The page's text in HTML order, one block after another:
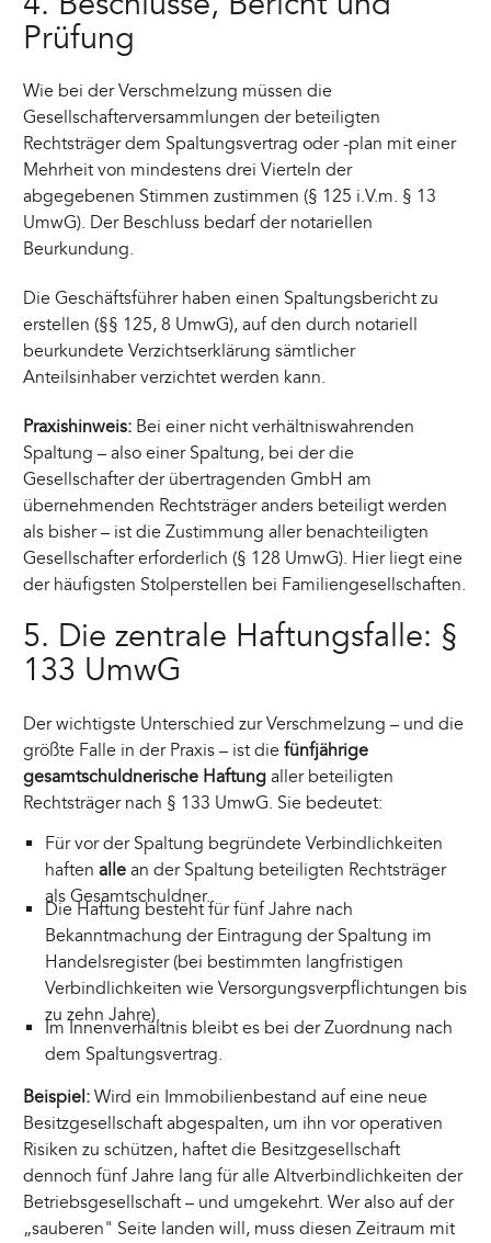
Prüfung
Wie bei der Verschmelzung müssen die
Gesellschafterversammlungen der beteiligten
Rechtsträger dem Spaltungsvertrag oder -plan mit einer
Mehrheit von mindestens drei Vierteln der
abgegebenen Stimmen zustimmen (§ 125 i.V.m. § 13
UmwG). Der Beschluss bedarf der notariellen
Beurkundung.
Die Geschäftsführer haben einen Spaltungsbericht zu
erstellen (§§ 125, 8 UmwG), auf den durch notariell
beurkundete Verzichtserklärung sämtlicher
Anteilsinhaber verzichtet werden kann.
Praxishinweis: Bei einer nicht verhältniswahrenden
Spaltung – also einer Spaltung, bei der die
Gesellschafter der übertragenden GmbH am
übernehmenden Rechtsträger anders beteiligt werden
als bisher – ist die Zustimmung aller benachteiligten
Gesellschafter erforderlich (§ 128 UmwG). Hier liegt eine
der häufigsten Stolperstellen bei Familiengesellschaften.
5. Die zentrale Haftungsfalle: §
133 UmwG
Der wichtigste Unterschied zur Verschmelzung – und die
größte Falle in der Praxis – ist diefünfjährige
gesamtschuldnerische Haftung aller beteiligten
Rechtsträger nach § 133 UmwG. Sie bedeutet:
Für vor der Spaltung begründete Verbindlichkeiten
haften allean der Spaltung beteiligten Rechtsträger
als Gesamtschuldner.
Die Haftung besteht für fünf Jahre nach
Bekanntmachung der Eintragung der Spaltung im
Handelsregister (bei bestimmten langfristigen
Verbindlichkeiten wie Versorgungsverpflichtungen bis
zu zehn Jahre).
Im Innenverhältnis bleibt es bei der Zuordnung nach
dem Spaltungsvertrag.
Beispiel: Wird ein Immobilienbestand auf eine neue
Besitzgesellschaft abgespalten, um ihn vor operativen
Risiken zu schützen, haftet die Besitzgesellschaft
dennoch fünf Jahre lang für alle Altverbindlichkeiten der
Betriebsgesellschaft – und umgekehrt. Wer also auf der
„sauberen" Seite landen will, muss diesen Zeitraum mit